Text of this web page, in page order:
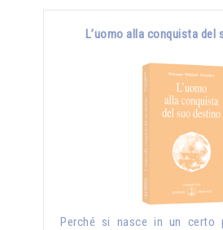
L’uomo alla conquista del
Perché si nasce in un certo